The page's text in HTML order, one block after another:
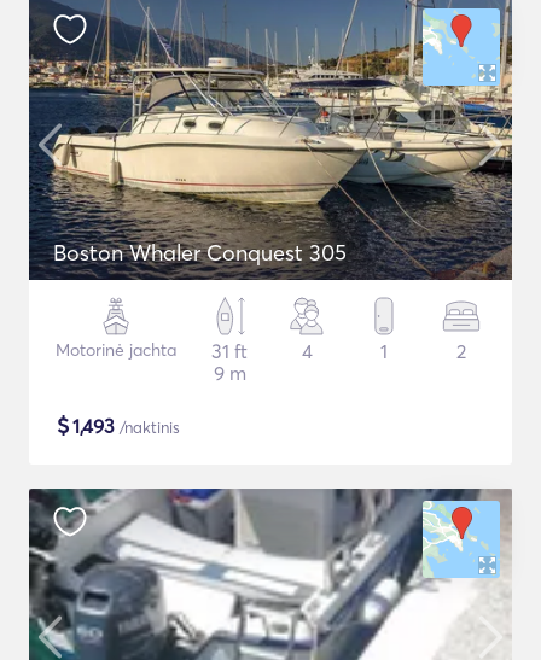
Boston Whaler Conquest 305
Motorinė jachta
31 ft
9 m
4 1 2
$1,493 /naktinis